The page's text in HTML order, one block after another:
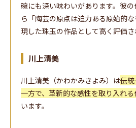
碗にも深い味わいがあります。彼
ら「陶芸の原点は迫力ある原始的
現した珠玉の作品として高く評価さ
川上清美
川上清美（かわかみきよみ）は伝
一方で、革新的な感性を取り入れる
います。